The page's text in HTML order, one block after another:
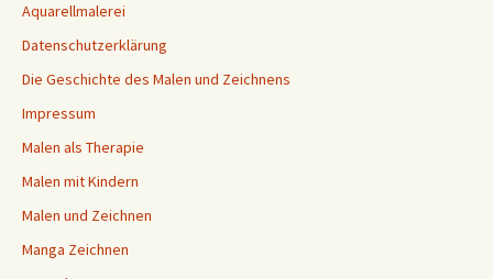
Aquarellmalerei
Datenschutzerklärung
Die Geschichte des Malen und Zeichnens
Impressum
Malen als Therapie
Malen mit Kindern
Malen und Zeichnen
Manga Zeichnen